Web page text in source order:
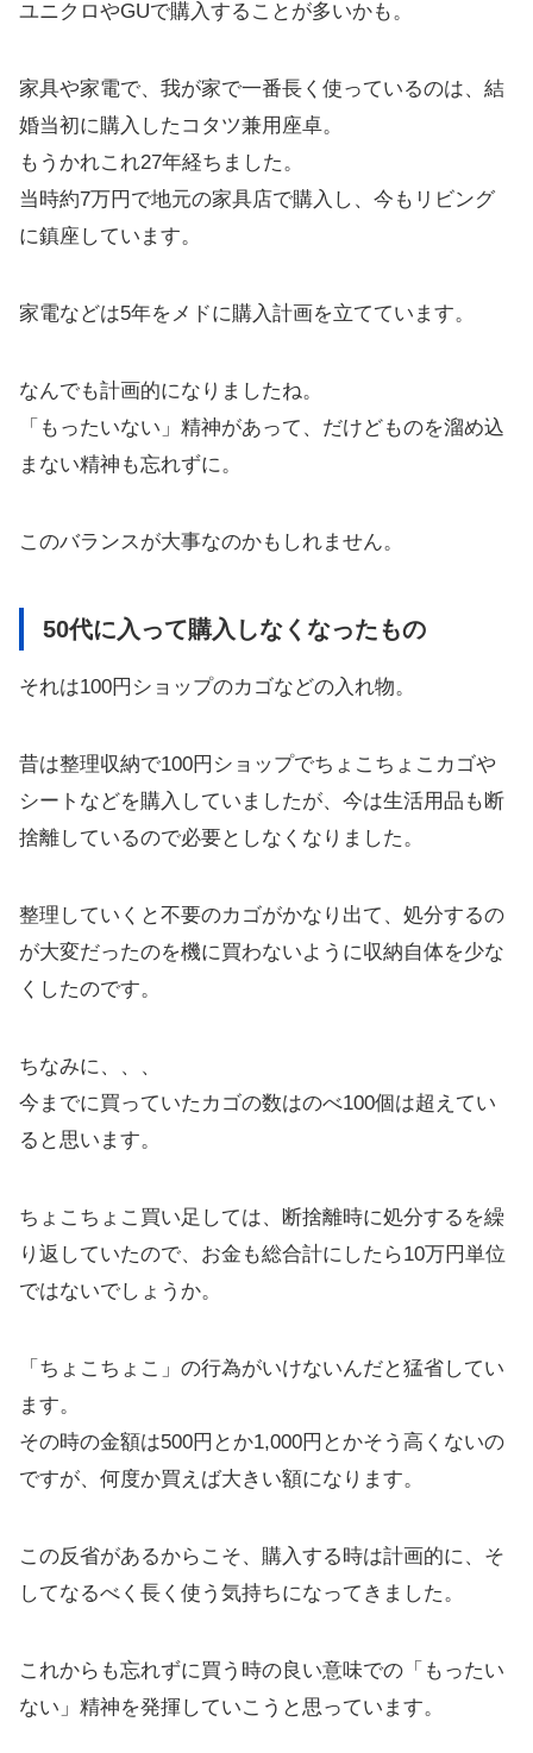
ユニクロやGUで購入することが多いかも。
家具や家電で、我が家で一番長く使っているのは、結
婚当初に購入したコタツ兼用座卓。
もうかれこれ27年経ちました。
当時約7万円で地元の家具店で購入し、今もリビング
に鎮座しています。
家電などは5年をメドに購入計画を立てています。
なんでも計画的になりましたね。
「もったいない」精神があって、だけどものを溜め込
まない精神も忘れずに。
このバランスが大事なのかもしれません。
50代に入って購入しなくなったもの
それは100円ショップのカゴなどの入れ物。
昔は整理収納で100円ショップでちょこちょこカゴや
シートなどを購入していましたが、今は生活用品も断
捨離しているので必要としなくなりました。
整理していくと不要のカゴがかなり出て、処分するの
が大変だったのを機に買わないように収納自体を少な
くしたのです。
ちなみに、、、
今までに買っていたカゴの数はのべ100個は超えてい
ると思います。
ちょこちょこ買い足しては、断捨離時に処分するを繰
り返していたので、お金も総合計にしたら10万円単位
ではないでしょうか。
「ちょこちょこ」の行為がいけないんだと猛省してい
ます。
その時の金額は500円とか1,000円とかそう高くないの
ですが、何度か買えば大きい額になります。
この反省があるからこそ、購入する時は計画的に、そ
してなるべく長く使う気持ちになってきました。
これからも忘れずに買う時の良い意味での「もったい
ない」精神を発揮していこうと思っています。